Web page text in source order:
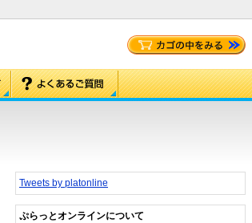
Tweets by platonline
ぷらっとオンラインについて